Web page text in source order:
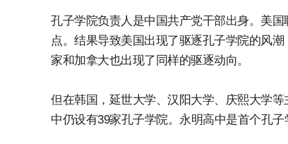
孔子学院负责人是中国共产党干部出身。美
点。结果导致美国出现了驱逐孔子学院的风
家和加拿大也出现了同样的驱逐动向。
但在韩国，延世大学、汉阳大学、庆熙大学
中仍设有39家孔子学院。永明高中是首个孔子